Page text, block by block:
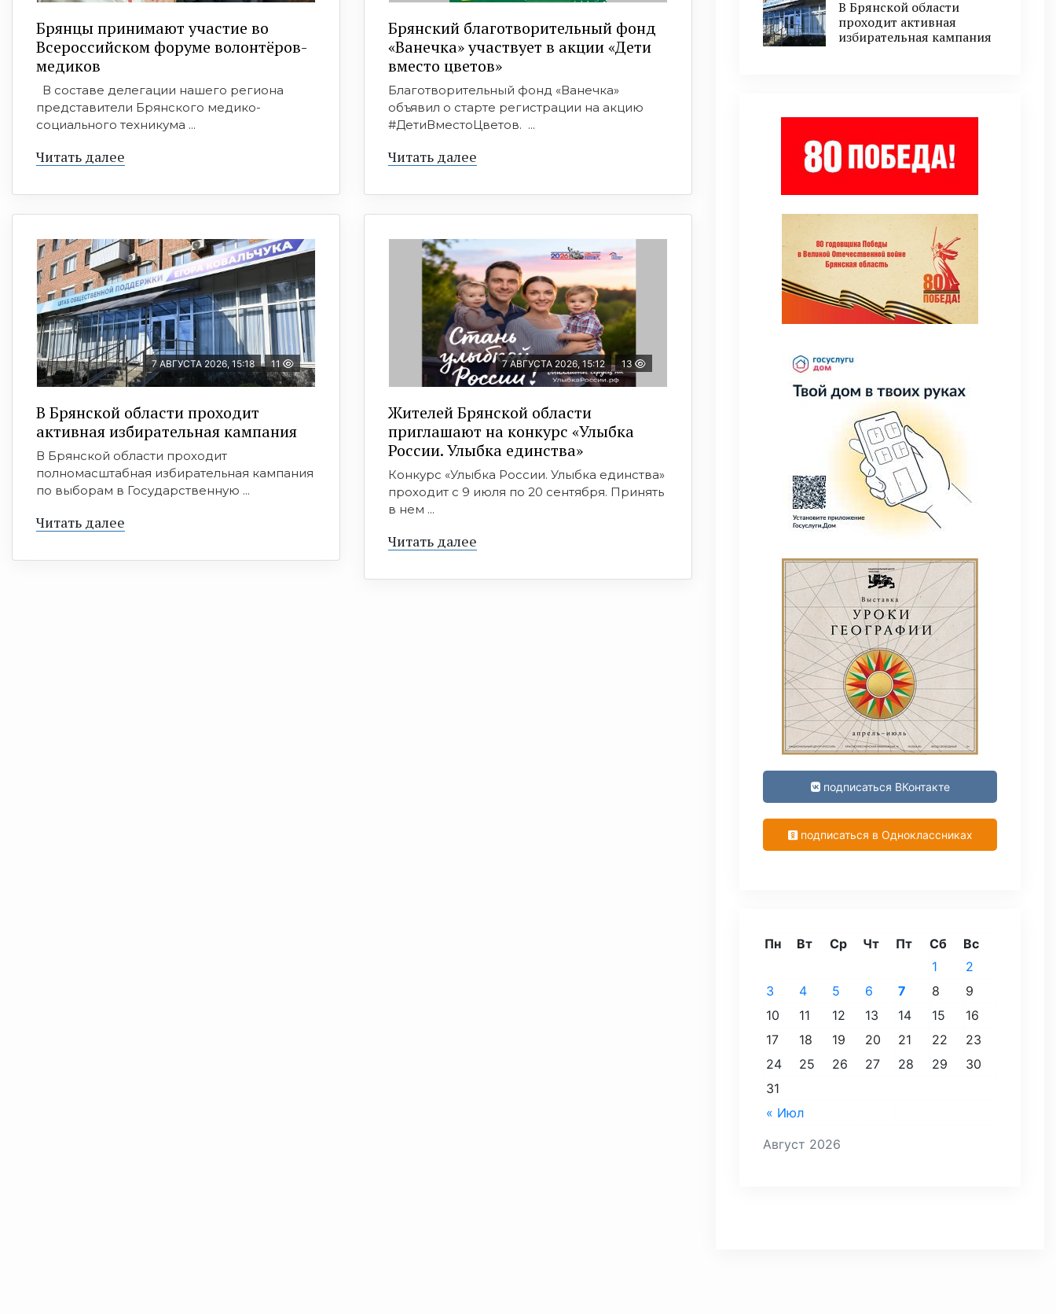
Брянцы принимают участие во
Всероссийском форуме волонтёров-
медиков
В составе делегации нашего региона
представители Брянского медико-
социального техникума ...
Читать далее
Брянский благотворительный фонд
«Ванечка» участвует в акции «Дети
вместо цветов»
Благотворительный фонд «Ванечка»
объявил о старте регистрации на акцию
#ДетиВместоЦветов. ...
Читать далее
7 АВГУСТА 2026, 15:18 11
В Брянской области проходит
активная избирательная кампания
В Брянской области проходит
полномасштабная избирательная кампания
по выборам в Государственную ...
Читать далее
7 АВГУСТА 2026, 15:12 13
Жителей Брянской области
приглашают на конкурс «Улыбка
России. Улыбка единства»
Конкурс «Улыбка России. Улыбка единства»
проходит с 9 июля по 20 сентября. Принять
в нем ...
Читать далее
В Брянской области
проходит активная
избирательная кампания
подписаться ВКонтакте
подписаться в Одноклассниках
Август 2026
Пн Вт Ср Чт Пт Сб Вс
« Июл
1
2
3
4 5 6 7 8
9
10
11 12 13 14 15
16
17
18 19 20 21 22
23
24
25 26 27 28 29
30
31